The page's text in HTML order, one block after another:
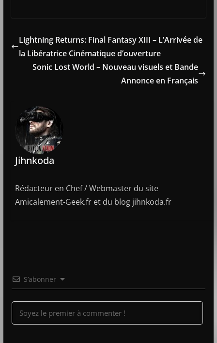
Lightning Returns: Final Fantasy XIII – L’Arrivée de
la Libératrice Cinématique d’ouverture
Sonic Lost World – Nouveau visuels et Bande
Annonce en Français
Jihnkoda
Rédacteur en Chef / Webmaster du site
Amicalement-Geek.fr et du blog jihnkoda.fr
S’abonner